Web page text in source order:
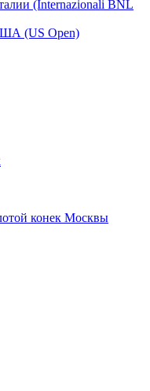
(Internazionali BNL
(US Open)
конек Москвы